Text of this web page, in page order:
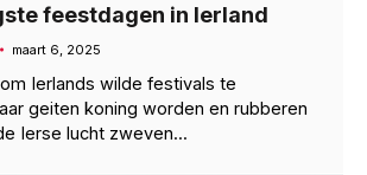
feestdagen in Ierland
maart 6, 2025
Ierlands wilde festivals te
geiten koning worden en rubberen
Ierse lucht zweven...